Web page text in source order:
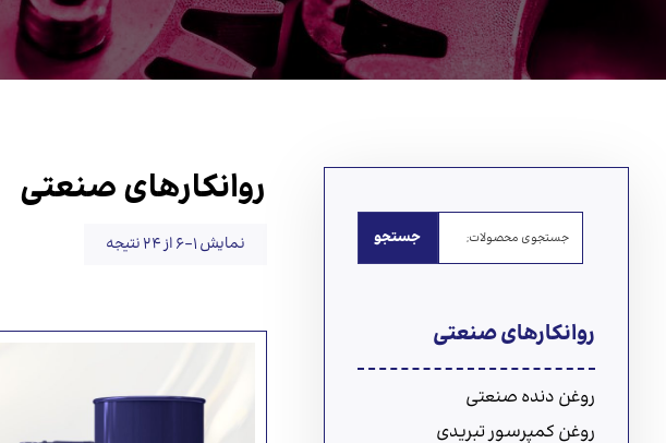
روانکارهای صنعتی
نمایش 1–6 از 24 نتیجه جستجو
روانکارهای صنعتی
روغن دنده صنعتی
روغن کمپرسور تبریدی